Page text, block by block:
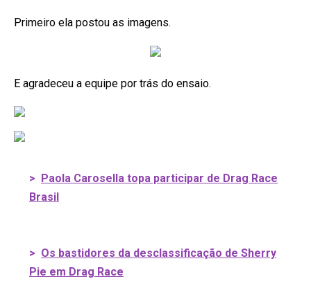
Primeiro ela postou as imagens.
E agradeceu a equipe por trás do ensaio.
> Paola Carosella topa participar de Drag Race
Brasil
> Os bastidores da desclassificação de Sherry
Pie em Drag Race